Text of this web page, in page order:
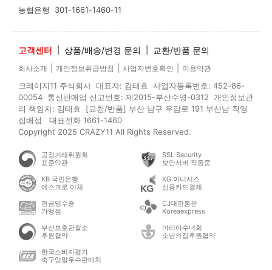
농협은행 301-1661-1460-11
고객센터 상품/배송/변경 문의 교환/반품 문의
회사소개 개인정보취급방침 사업자번호확인 이용약관
크레이지11 주식회사 대표자: 김태효 사업자등록번호: 452-86-
00054 통신판매업 신고번호: 제2015-부산수영-0312 개인정보관
리 책임자: 김태효 [교환/반품] 부산 남구 우암로 191 부산남 직영
집배점 대표전화 1661-1460
Copyright 2025 CRAZY11 All Rights Reserved.
공정거래위원회
표준약관
SSL Security
보안서버 작동중
KB 국민은행
에스크로 이체
KG 이니시스
신용카드결제
현금영수증
가맹점
CJ대한통운
Koreaexpress
부산보호관찰소
후원협약
마리아수녀회
소년의집후원협약
한국소비자평가
축구양말우수판매처